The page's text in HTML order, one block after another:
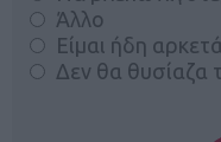
Άλλο
Είμαι ήδη
Δεν θα θυσίαζα